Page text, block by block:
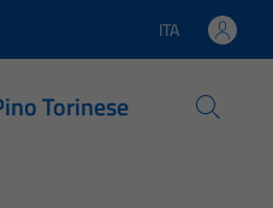
Lingua attiva:
ITA
Torinese